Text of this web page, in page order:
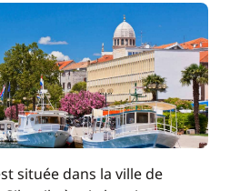
située dans la ville de